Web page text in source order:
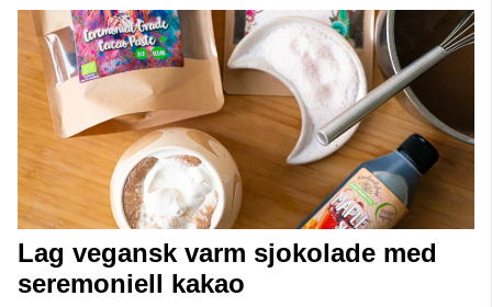
Lag vegansk varm sjokolade med
seremoniell kakao